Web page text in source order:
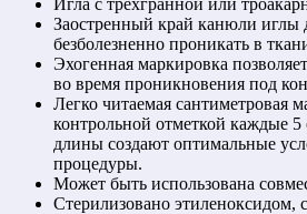
Заостренный край канюли иглы
безболезненно проникать в
Эхогенная маркировка
во время проникновения под
Легко читаемая сантиметровая
контрольной отметкой каждые 5
длины создают оптимальные
процедуры.
Может быть использована
Стерилизовано этиленоксидом,